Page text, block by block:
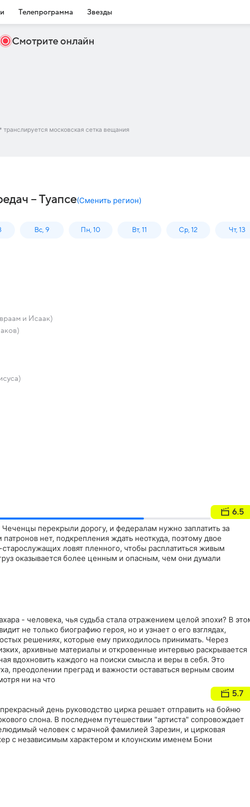
Телепрограмма Звезды
Смотрите онлайн
* транслируется московская сетка вещания
– Туапсе(Сменить регион)
Вс, 9 Пн, 10 Вт, 11 Ср, 12 Чт, 13
и Исаак)
6.5
Чеченцы перекрыли дорогу, и федералам нужно заплатить за
патронов нет, подкрепления ждать неоткуда, поэтому двое
ловят пленного, чтобы расплатиться живым
оказывается более ценным и опасным, чем они думали
- человека, чья судьба стала отражением целой эпохи? В
не только биографию героя, но и узнает о его взглядах,
решениях, которые ему приходилось принимать. Через
архивные материалы и откровенные интервью раскрывается
вдохновить каждого на поиски смысла и веры в себя. Это
преодолении преград и важности оставаться верным своим
ни на что
5.7
день руководство цирка решает отправить на бойню
слона. В последнем путешествии "артиста" сопровождает
человек с мрачной фамилией Зарезин, и цирковая
с независимым характером и клоунским именем Бони